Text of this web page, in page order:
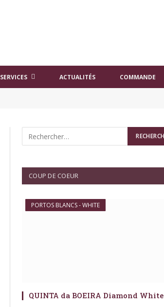
SERVICES ACTUALITÉS COMMANDE
COUP DE COEUR
PORTOS BLANCS - WHITE
QUINTA da BOEIRA Diamond White